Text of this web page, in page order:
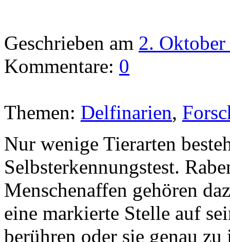
Geschrieben am 2.
Kommentare: 0
Themen: Delfinarien,
Nur wenige Tierarten
Selbsterkennungstest.
Menschenaffen gehören
eine markierte Stelle auf
berühren oder sie genau